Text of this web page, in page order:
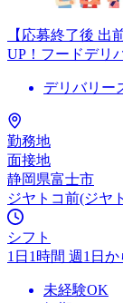
【応募終了後 出
UP！フードデリ
デリバリー
勤務地
面接地
静岡県富士市
ジヤトコ前(ジヤ
シフト
1日1時間 週1日
未経験OK